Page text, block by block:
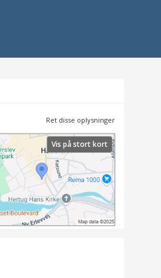
Ret disse oplysninger
Vis på stort kort